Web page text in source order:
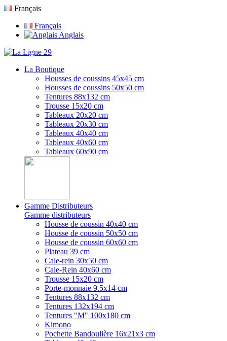
Français
Français
Anglais
La Boutique
Housses de coussins 45x45 cm
Housses de coussins 50x50 cm
Tentures 88x132 cm
Trousse 15x20 cm
Tableaux 20x20 cm
Tableaux 20x30 cm
Tableaux 40x40 cm
Tableaux 40x60 cm
Tableaux 60x90 cm
Gamme Distributeurs
Gamme distributeurs
Housse de coussin 40x40 cm
Housse de coussin 50x50 cm
Housse de coussin 60x60 cm
Plateau 39 cm
Cale-rein 30x50 cm
Cale-Rein 40x60 cm
Trousse 15x20 cm
Porte-monnaie 9.5x14 cm
Tentures 88x132 cm
Tentures 132x194 cm
Tentures "M" 100x180 cm
Kimono
Pochette Bandoulière 16x21x3 cm